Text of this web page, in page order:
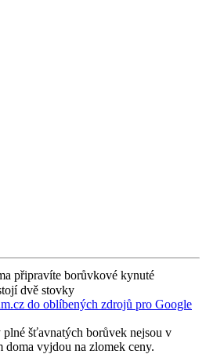
připravíte borůvkové kynuté
dvě stovky
do oblíbených zdrojů pro Google
šťavnatých borůvek nejsou v
doma vyjdou na zlomek ceny.